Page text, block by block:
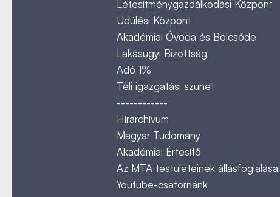
Létesítménygazdálkodási Központ
Üdülési Központ
Akadémiai Óvoda és Bölcsőde
Lakásügyi Bizottság
Adó 1%
Téli igazgatási szünet
------------
Hírarchívum
Magyar Tudomány
Akadémiai Értesítő
Az MTA testületeinek állásfoglalásai
Youtube-csatornánk